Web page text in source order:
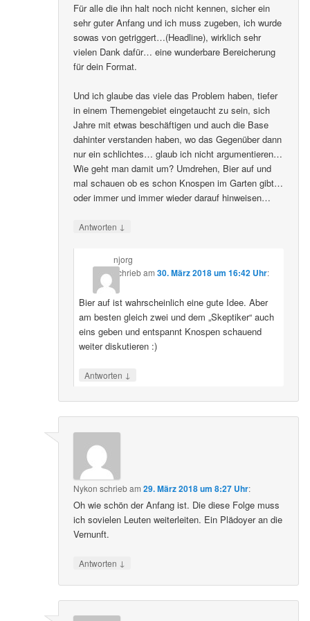
Für alle die ihn halt noch nicht kennen, sicher ein
sehr guter Anfang und ich muss zugeben, ich wurde
sowas von getriggert…(Headline), wirklich sehr
vielen Dank dafür… eine wunderbare Bereicherung
für dein Format.
Und ich glaube das viele das Problem haben, tiefer
in einem Themengebiet eingetaucht zu sein, sich
Jahre mit etwas beschäftigen und auch die Base
dahinter verstanden haben, wo das Gegenüber dann
nur ein schlichtes… glaub ich nicht argumentieren…
Wie geht man damit um? Umdrehen, Bier auf und
mal schauen ob es schon Knospen im Garten gibt…
oder immer und immer wieder darauf hinweisen…
Antworten ↓
njorg
schriebam 30. März 2018 um 16:42 Uhr:
Bier auf ist wahrscheinlich eine gute Idee. Aber
am besten gleich zwei und dem „Skeptiker“ auch
eins geben und entspannt Knospen schauend
weiter diskutieren :)
Antworten ↓
Nykon schriebam29. März 2018 um 8:27 Uhr:
Oh wie schön der Anfang ist. Die diese Folge muss
ich sovielen Leuten weiterleiten. Ein Plädoyer an die
Vernunft.
Antworten ↓